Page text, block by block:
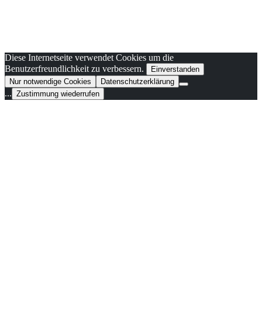
Diese Internetseite verwendet Cookies um die
Benutzerfreundlichkeit zu verbessern.
Einverstanden
Nur notwendige Cookies
Datenschutzerklärung
... Zustimmung wiederrufen